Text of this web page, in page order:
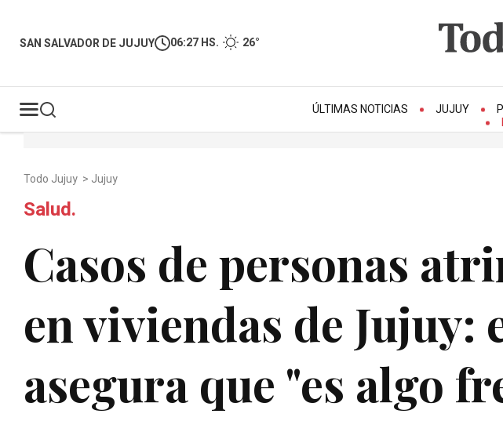
SAN SALVADOR DE JUJUY 06:27 HS. 26°
ÚLTIMAS NOTICIAS JUJUY
Todo Jujuy > Jujuy
Salud.
Casos de personas
en viviendas de Jujuy:
asegura que "es algo